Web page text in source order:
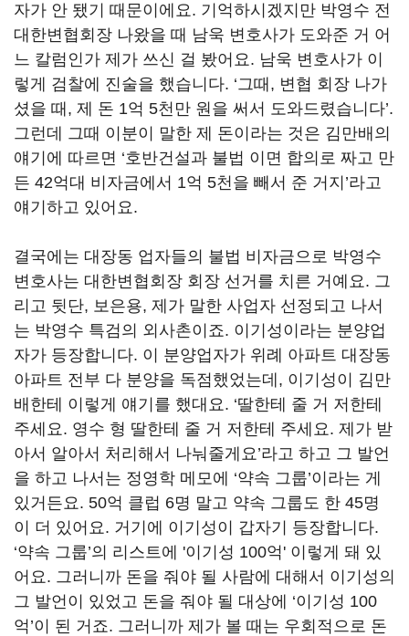
자가 안 됐기 때문이에요. 기억하시겠지만 박영수 전
대한변협회장 나왔을 때 남욱 변호사가 도와준 거 어
느 칼럼인가 제가 쓰신 걸 봤어요. 남욱 변호사가 이
렇게 검찰에 진술을 했습니다. ‘그때, 변협 회장 나가
셨을 때, 제 돈 1억 5천만 원을 써서 도와드렸습니다’.
그런데 그때 이분이 말한 제 돈이라는 것은 김만배의
얘기에 따르면 ‘호반건설과 불법 이면 합의로 짜고 만
든 42억대 비자금에서 1억 5천을 빼서 준 거지’라고
얘기하고 있어요.
결국에는 대장동 업자들의 불법 비자금으로 박영수
변호사는 대한변협회장 회장 선거를 치른 거예요. 그
리고 뒷단, 보은용, 제가 말한 사업자 선정되고 나서
는 박영수 특검의 외사촌이죠. 이기성이라는 분양업
자가 등장합니다. 이 분양업자가 위례 아파트 대장동
아파트 전부 다 분양을 독점했었는데, 이기성이 김만
배한테 이렇게 얘기를 했대요. ‘딸한테 줄 거 저한테
주세요. 영수 형 딸한테 줄 거 저한테 주세요. 제가 받
아서 알아서 처리해서 나눠줄게요’라고 하고 그 발언
을 하고 나서는 정영학 메모에 ‘약속 그룹’이라는 게
있거든요. 50억 클럽 6명 말고 약속 그룹도 한 45명
이 더 있어요. 거기에 이기성이 갑자기 등장합니다.
‘약속 그룹’의 리스트에 '이기성 100억' 이렇게 돼 있
어요. 그러니까 돈을 줘야 될 사람에 대해서 이기성의
그 발언이 있었고 돈을 줘야 될 대상에 ‘이기성 100
억’이 된 거죠. 그러니까 제가 볼 때는 우회적으로 돈